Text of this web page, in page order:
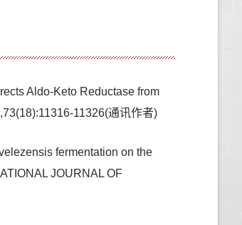
Aldo-Keto Reductase from
11326(通讯作者)
fermentation on the
JOURNAL OF